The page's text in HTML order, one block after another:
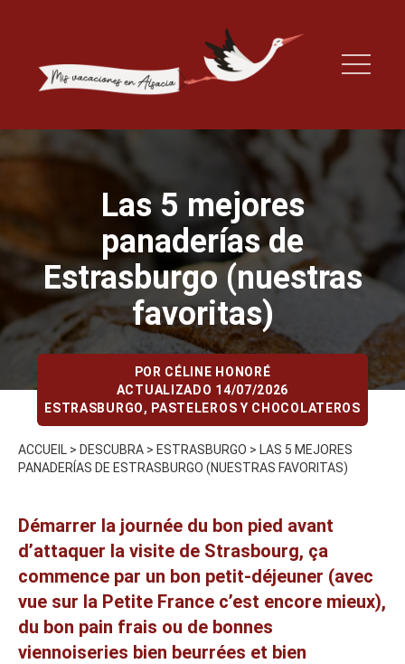
Las 5 mejores
panaderías de
Estrasburgo (nuestras
favoritas)
POR CÉLINE HONORÉ
ACTUALIZADO 14/07/2026
ESTRASBURGO, PASTELEROS Y CHOCOLATEROS
ACCUEIL > DESCUBRA > ESTRASBURGO > LAS 5 MEJORES
PANADERÍAS DE ESTRASBURGO (NUESTRAS FAVORITAS)
Démarrer la journée du bon pied avant
d’attaquer la visite de Strasbourg, ça
commence par un bon petit-déjeuner (avec
vue sur la Petite France c’est encore mieux),
du bon pain frais ou de bonnes
viennoiseries bien beurrées et bien